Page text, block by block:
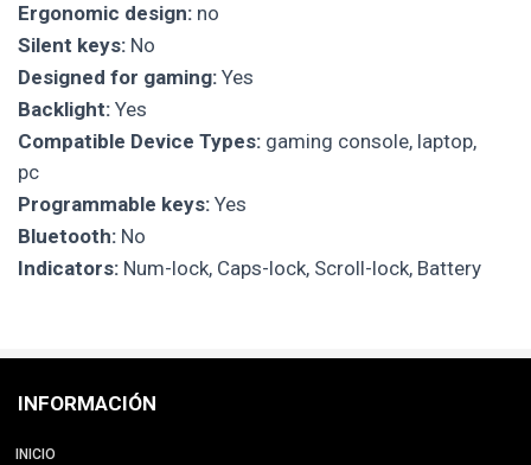
Ergonomic design: no
Silent keys: No
Designed for gaming: Yes
Backlight: Yes
Compatible Device Types: gaming console, laptop,
pc
Programmable keys: Yes
Bluetooth: No
Indicators: Num-lock, Caps-lock, Scroll-lock, Battery
INFORMACIÓN
INICIO